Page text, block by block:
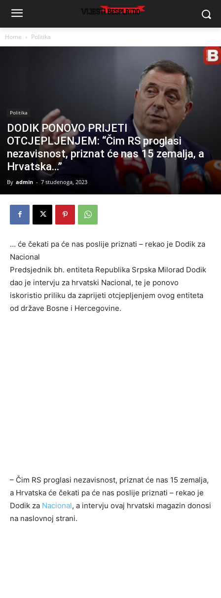
Home Politika
Politika
DODIK PONOVO PRIJETI
OTCJEPLJENJEM: “Čim RS proglasi
nezavisnost, priznat će nas 15 zemalja, a
Hrvatska…”
By admin - 7 studenoga, 2023
… će čekati pa će nas poslije priznati – rekao je Dodik za
Nacional
Predsjednik bh. entiteta Republika Srpska Milorad Dodik
dao je intervju za hrvatski Nacional, te je ponovo
iskoristio priliku da zaprijeti otcjepljenjem ovog entiteta
od države Bosne i Hercegovine.
– Čim RS proglasi nezavisnost, priznat će nas 15 zemalja,
a Hrvatska će čekati pa će nas poslije priznati – rekao je
Dodik za Nacional, a intervju ovaj hrvatski magazin donosi
na naslovnoj strani.